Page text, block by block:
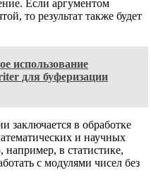
Если аргументом
то результат также будет
использование
для буферизации
заключается в обработке
и научных
например, в статистике,
с модулями чисел без